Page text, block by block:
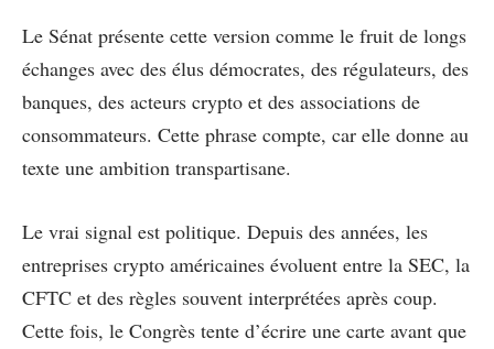
Le Sénat présente cette version comme le fruit de longs
échanges avec des élus démocrates, des régulateurs, des
banques, des acteurs crypto et des associations de
consommateurs. Cette phrase compte, car elle donne au
texte une ambition transpartisane.
Le vrai signal est politique. Depuis des années, les
entreprises crypto américaines évoluent entre la SEC, la
CFTC et des règles souvent interprétées après coup.
Cette fois, le Congrès tente d’écrire une carte avant que